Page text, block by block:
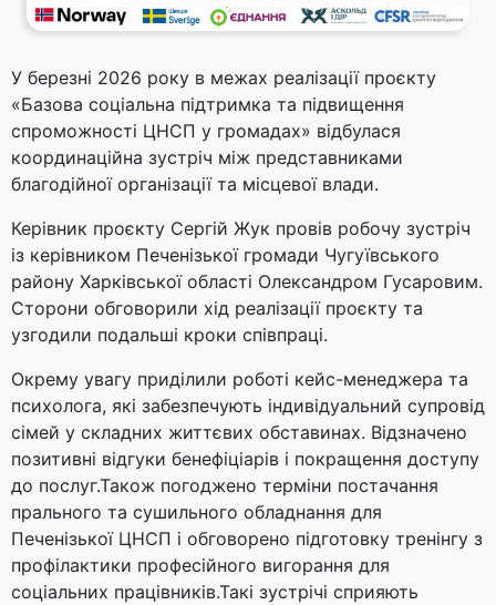
У березні 2026 року в межах реалізації проєкту
«Базова соціальна підтримка та підвищення
спроможності ЦНСП у громадах» відбулася
координаційна зустріч між представниками
благодійної організації та місцевої влади.
Керівник проєкту Сергій Жук провів робочу зустріч
із керівником Печенізької громади Чугуївського
району Харківської області Олександром Гусаровим.
Сторони обговорили хід реалізації проєкту та
узгодили подальші кроки співпраці.
Окрему увагу приділили роботі кейс-менеджера та
психолога, які забезпечують індивідуальний супровід
сімей у складних життєвих обставинах. Відзначено
позитивні відгуки бенефіціарів і покращення доступу
до послуг.Також погоджено терміни постачання
прального та сушильного обладнання для
Печенізької ЦНСП і обговорено підготовку тренінгу з
профілактики професійного вигорання для
соціальних працівників.Такі зустрічі сприяють